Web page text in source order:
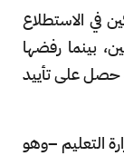
من المشاركين في الاستطلاع
بينما رفضها
حصل على تأييد
التعليم –وهو